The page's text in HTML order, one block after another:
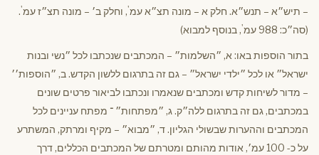
– תיש״א – תנש״א. חלק א – מונה תצ״א עמ', וחלק ב׳ – מונה תצ״ז עמ'
.
(סה״כ: 988 עמ
', בנוסף למבוא)
בתור הוספות באו: א, ״השלמות״ – המכתבים שנכתבו לכל ״נשי ובנות
ישראל״ או לכל ״ילדי ישראל״ – גם זה בתרגום ללשון הקדש. ב, ״הוספות׳׳
– מדור לשיחות קדש ומכתבים שנאמרו ונכתבו לביאור פרטים שונים
במכתבים, גם זה בתרגום ללה״ק. ג, ״מפתחות״ ־ מפתח עניינים לכל
המכתבים וההערות שבשולי הגליון. ד, ״מבוא״ – מקיף ומרתק, המשתרע
על כ- 100 עמ׳, אודות מהותם ומטרתם של המכתבים הכללים, דרך